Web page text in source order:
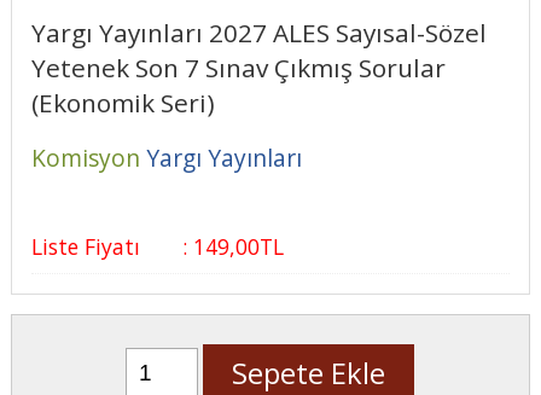
Yargı Yayınları 2027 ALES Sayısal-Sözel
Yetenek Son 7 Sınav Çıkmış Sorular
(Ekonomik Seri)
Komisyon Yargı Yayınları
Liste Fiyatı : 149,00TL
Sepete Ekle